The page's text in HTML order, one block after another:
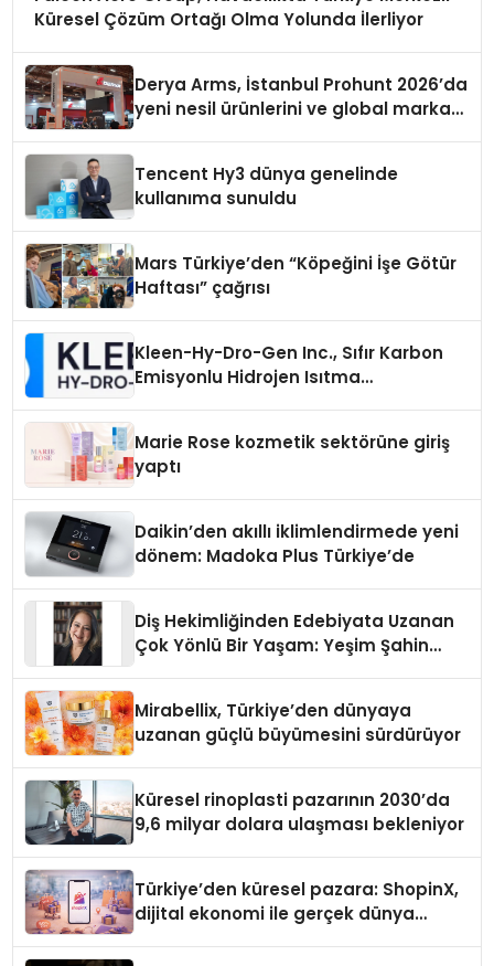
Küresel Çözüm Ortağı Olma Yolunda İlerliyor
Derya Arms, İstanbul Prohunt 2026’da
yeni nesil ürünlerini ve global marka
Tencent Hy3 dünya genelinde
kullanıma sunuldu
Mars Türkiye’den “Köpeğini İşe Götür
Haftası” çağrısı
Kleen-Hy-Dro-Gen Inc., Sıfır Karbon
Emisyonlu Hidrojen Isıtma
Marie Rose kozmetik sektörüne giriş
yaptı
Daikin’den akıllı iklimlendirmede yeni
dönem: Madoka Plus Türkiye’de
Diş Hekimliğinden Edebiyata Uzanan
Çok Yönlü Bir Yaşam: Yeşim Şahin
Mirabellix, Türkiye’den dünyaya
uzanan güçlü büyümesini sürdürüyor
Küresel rinoplasti pazarının 2030’da
9,6 milyar dolara ulaşması bekleniyor
Türkiye’den küresel pazara: ShopinX,
dijital ekonomi ile gerçek dünya